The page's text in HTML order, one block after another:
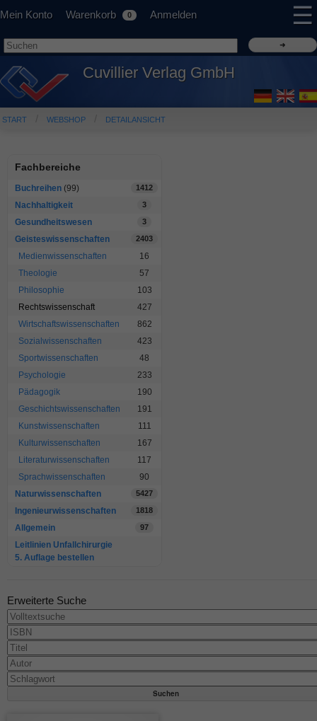
Mein Konto Warenkorb 0 Anmelden ☰
Cuvillier Verlag GmbH
START WEBSHOP DETAILANSICHT
Fachbereiche
Buchreihen (99) 1412
Nachhaltigkeit 3
Gesundheitswesen 3
Geisteswissenschaften 2403
Medienwissenschaften
16
Theologie
57
Philosophie
103
Rechtswissenschaft
427
Wirtschaftswissenschaften
862
Sozialwissenschaften
423
Sportwissenschaften
48
Psychologie
233
Pädagogik
190
Geschichtswissenschaften
191
Kunstwissenschaften
111
Kulturwissenschaften
167
Literaturwissenschaften
117
Sprachwissenschaften
90
Naturwissenschaften
5427
Ingenieurwissenschaften 1818
Allgemein 97
Leitlinien Unfallchirurgie
5. Auflage bestellen
Erweiterte Suche